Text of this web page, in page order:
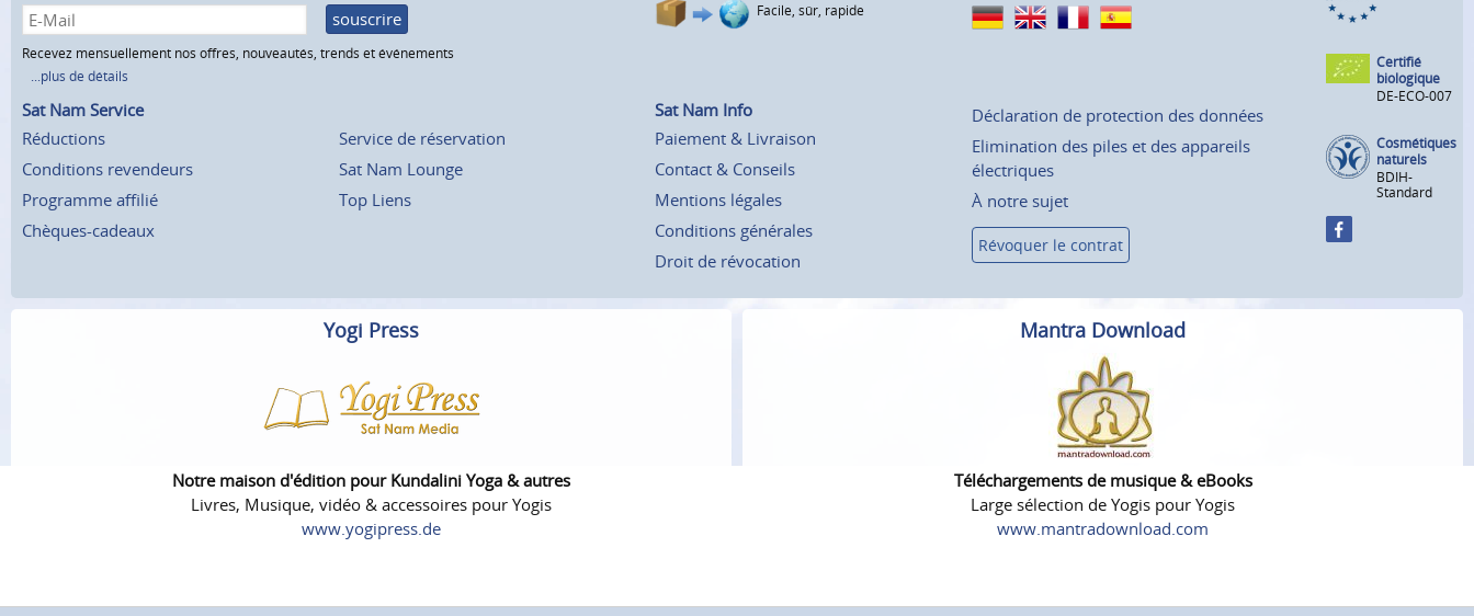
souscrire
Recevez mensuellement nos offres, nouveautés, trends et événements
...plus de détails
Facile, sûr, rapide
Sat Nam Service
Réductions
Conditions revendeurs
Programme affilié
Chèques-cadeaux
Service de réservation
Sat Nam Lounge
Top Liens
Sat Nam Info
Paiement & Livraison
Contact & Conseils
Mentions légales
Conditions générales
Droit de révocation
Déclaration de protection des données
Elimination des piles et des appareils
électriques
À notre sujet
Révoquer le contrat
Certifié
biologique
DE-ECO-007
Cosmétiques
naturels
BDIH-
Standard
Yogi Press
Notre maison d'édition pour Kundalini Yoga & autres
Livres, Musique, vidéo & accessoires pour Yogis
www.yogipress.de
Mantra Download
Téléchargements de musique & eBooks
Large sélection de Yogis pour Yogis
www.mantradownload.com